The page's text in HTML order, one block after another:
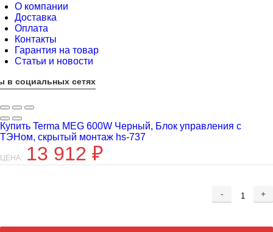
О компании
Доставка
Оплата
Контакты
Гарантия на товар
Статьи и новости
в социальных сетях
Купить Terma MEG 600W Черный, Блок управления с
ТЭНом, скрытый монтаж hs-737
ЦЕНА: 13 912 ₽
- +